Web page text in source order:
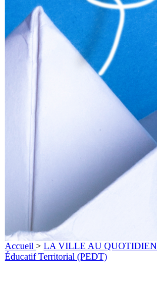
Accueil > LA VILLE AU QUOTIDIEN
Éducatif Territorial (PEDT)